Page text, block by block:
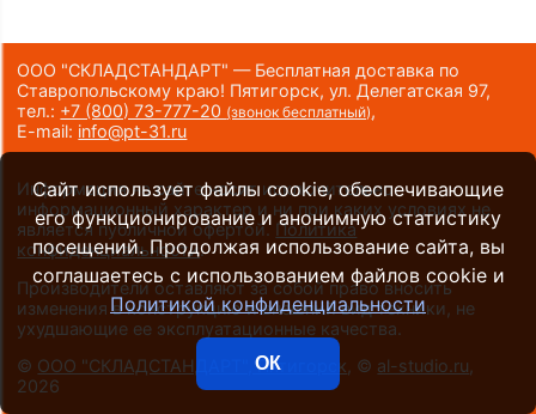
ООО "СКЛАДСТАНДАРТ" — Бесплатная доставка по
Ставропольскому краю! Пятигорск, ул. Делегатская 97,
тел.: +7 (800) 73-777-20 (звонок бесплатный),
E-mail: info@pt-31.ru
Информация на сайте носит исключительно
информационный характер и ни при каких условиях не
является публичной офертой. Политика
конфиденциальности.
Производители оставляют за собой право вносить
изменения в конструкцию и внешний вид техники, не
ухудшающие ее эксплуатационные качества.
© ООО "СКЛАДСТАНДАРТ", Пятигорск , © al-studio.ru
2026
Сайт использует файлы cookie, обеспечивающие
его функционирование и анонимную статистику
посещений. Продолжая использование сайта, вы
соглашаетесь с использованием файлов cookie и
Политикой конфиденциальности
ОК